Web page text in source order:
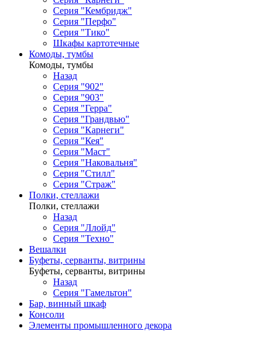
Серия "Кембридж"
Серия "Перфо"
Серия "Тико"
Шкафы картотечные
Комоды, тумбы
Комоды, тумбы
Назад
Серия "902"
Серия "903"
Серия "Герра"
Серия "Грандвью"
Серия "Карнеги"
Серия "Кея"
Серия "Маст"
Серия "Наковальня"
Серия "Стилл"
Серия "Страж"
Полки, стеллажи
Полки, стеллажи
Назад
Серия "Ллойд"
Серия "Техно"
Вешалки
Буфеты, серванты, витрины
Буфеты, серванты, витрины
Назад
Серия "Гамельтон"
Бар, винный шкаф
Консоли
Элементы промышленного декора